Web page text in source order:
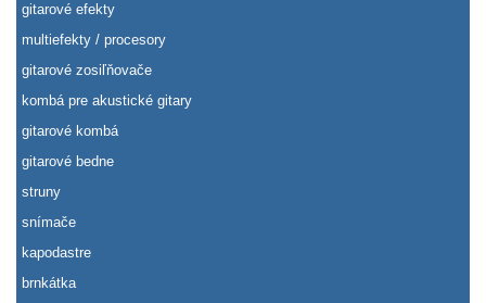
gitarové efekty
multiefekty / procesory
gitarové zosiľňovače
kombá pre akustické gitary
gitarové kombá
gitarové bedne
struny
snímače
kapodastre
brnkátka